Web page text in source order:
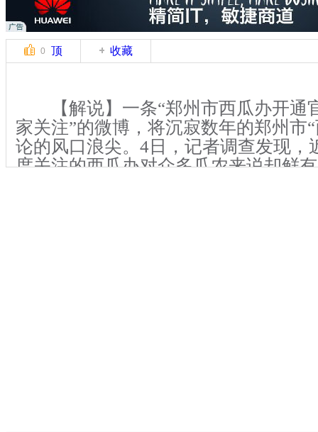
0 顶 收藏
【解说】一条“郑州市西瓜办开通
家关注”的微博，将沉寂数年的郑州市
论的风口浪尖。4日，记者调查发现，
度关注的西瓜办对众多瓜农来说却鲜